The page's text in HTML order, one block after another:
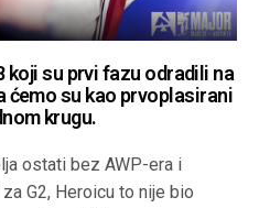
koji su prvi fazu odradili na
ćemo su kao prvoplasirani
krugu.
ostati bez AWP-era i
G2, Heroicu to nije bio